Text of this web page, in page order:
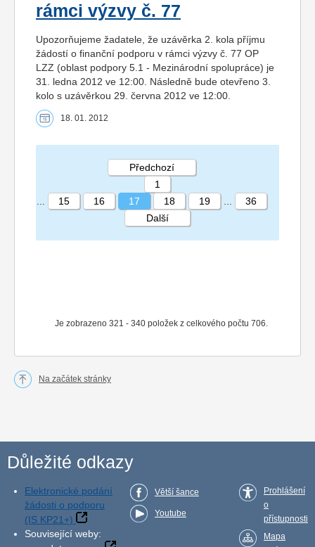
rámci výzvy č. 77
Upozorňujeme žadatele, že uzávěrka 2. kola příjmu
žádostí o finanční podporu v rámci výzvy č. 77 OP
LZZ (oblast podpory 5.1 - Mezinárodní spolupráce) je
31. ledna 2012 ve 12:00. Následně bude otevřeno 3.
kolo s uzávěrkou 29. června 2012 ve 12:00.
18. 01. 2012
STRÁNKA 17 36
Je zobrazeno 321 - 340 položek z celkového počtu 706.
Předchozí
1
15 16 17 18 19
36
Další
Na začátek stránky
Důležité odkazy
Elektronické podání
žádosti o podporu
(IS KP21+)
Související weby:
Větší šance
Youtube
Prohlášení
o
přístupnosti
Mapa